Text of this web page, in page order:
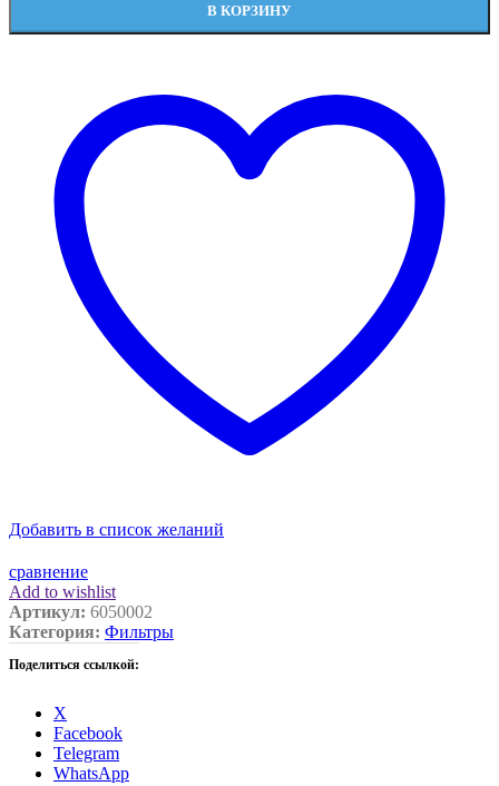
В КОРЗИНУ
Добавить в список желаний
сравнение
Add to wishlist
Артикул: 6050002
Категория: Фильтры
Поделиться ссылкой:
X
Facebook
Telegram
WhatsApp